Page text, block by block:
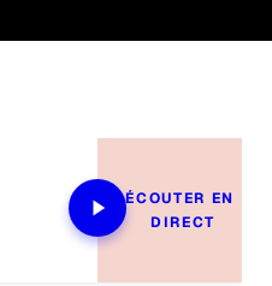
ÉCOUTER EN
DIRECT